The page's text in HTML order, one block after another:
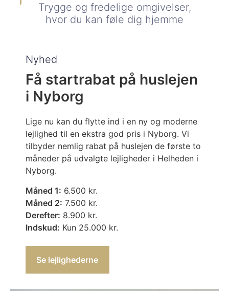
Trygge og fredelige omgivelser,
hvor du kan føle dig hjemme
Nyhed
Få startrabat på huslejen
i Nyborg
Lige nu kan du flytte ind i en ny og moderne
lejlighed til en ekstra god pris i Nyborg. Vi
tilbyder nemlig rabat på huslejen de første to
måneder på udvalgte lejligheder i Helheden i
Nyborg.
Måned 1: 6.500 kr.
Måned 2: 7.500 kr.
Derefter: 8.900 kr.
Indskud: Kun 25.000 kr.
Se lejlighederne